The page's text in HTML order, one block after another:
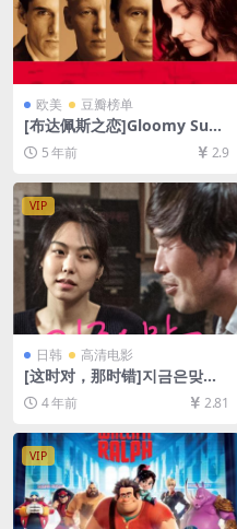
欧美 豆瓣榜单
[布达佩斯之恋]Gloomy Sund
ay – Ein Lied von Liebe und
Tod (1999)[百度网盘+迅雷云
盘资源1080P超清未删减][MP
4/7.3GB][中英字幕]
5 年前 2.9
VIP
日韩 高清电影
[这时对，那时错]지금은맞고
그때는틀리다 (2015)[百度网
盘+迅雷云盘资源1080P超清
未删减][MP4/7.8GB][韩语中
字]
4 年前 2.81
VIP